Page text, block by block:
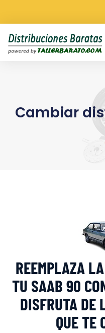
Cambiar
REEMPLAZA
TU SAAB 90
DISFRUTA DE
QUE TE